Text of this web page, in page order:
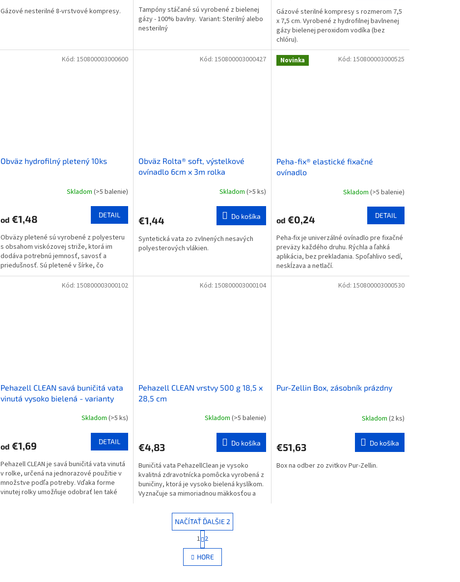
Gázové nesterilné 8-vrstvové kompresy.
Tampóny stáčané sú vyrobené z bielenej
gázy - 100% bavlny. Variant: Sterilný alebo
nesterilný
Gázové sterilné kompresy s rozmerom 7,5
x 7,5 cm. Vyrobené z hydrofilnej bavlnenej
gázy bielenej peroxidom vodíka (bez
chlóru).
Obväz hydrofilný pletený 10ks
Skladom (>5 balenie)
od €1,48 DETAIL
Obväzy pletené sú vyrobené z polyesteru
s obsahom viskózovej striže, ktorá im
dodáva potrebnú jemnosť, savosť a
priedušnosť. Sú pletené v šírke, čo
zaručuje pevný a nepúšťajúci...
Kód: 150800003000600
Obväz Rolta® soft, výstelkové
ovínadlo 6cm x 3m rolka
Skladom (>5 ks)
€1,44 Do košíka
Syntetická vata zo zvlnených nesavých
polyesterových vlákien.
Kód: 150800003000427 Novinka
Peha-fix® elastické fixačné
ovínadlo
Skladom (>5 balenie)
od €0,24 DETAIL
Peha-fix je univerzálné ovínadlo pre fixačné
preväzy každého druhu. Rýchla a ľahká
aplikácia, bez prekladania. Spoľahlivo sedí,
neskĺzava a netlačí.
Kód: 150800003000525
Pehazell CLEAN savá buničitá vata
vinutá vysoko bielená - varianty
Skladom (>5 ks)
od €1,69 DETAIL
Pehazell CLEAN je savá buničitá vata vinutá
v rolke, určená na jednorazové použitie v
množstve podľa potreby. Vďaka forme
vinutej rolky umožňuje odobrať len také
Kód: 150800003000102
Pehazell CLEAN vrstvy 500 g 18,5 x
28,5 cm
Skladom (>5 balenie)
€4,83 Do košíka
Buničitá vata PehazellClean je vysoko
kvalitná zdravotnícka pomôcka vyrobená z
buničiny, ktorá je vysoko bielená kyslíkom.
Vyznačuje sa mimoriadnou mäkkosťou a
Kód: 150800003000104
Pur-Zellin Box, zásobník prázdny
Skladom (2 ks)
€51,63 Do košíka
Box na odber zo zvitkov Pur-Zellin.
Kód: 150800003000530
O
v
l
NAČÍTAŤ ĎALŠIE 2
S
t
r
á
n
1 2
HORE